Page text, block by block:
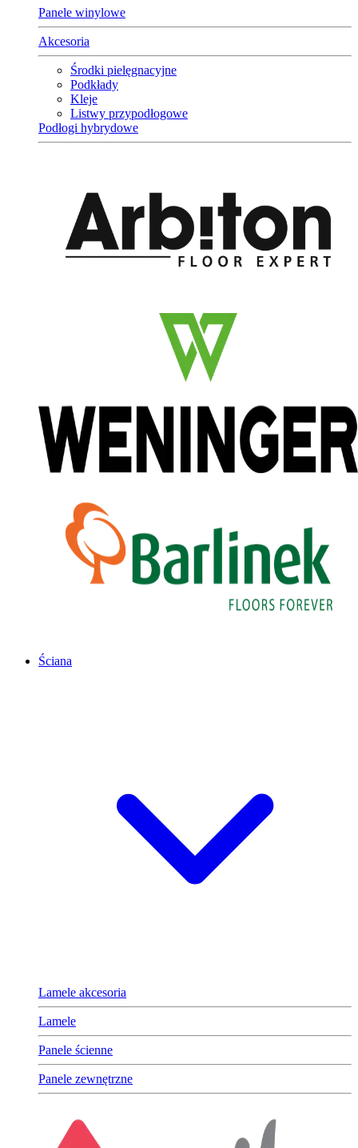
Panele winylowe
Akcesoria
Środki pielęgnacyjne
Podkłady
Kleje
Listwy przypodłogowe
Podłogi hybrydowe
Ściana
Lamele akcesoria
Lamele
Panele ścienne
Panele zewnętrzne